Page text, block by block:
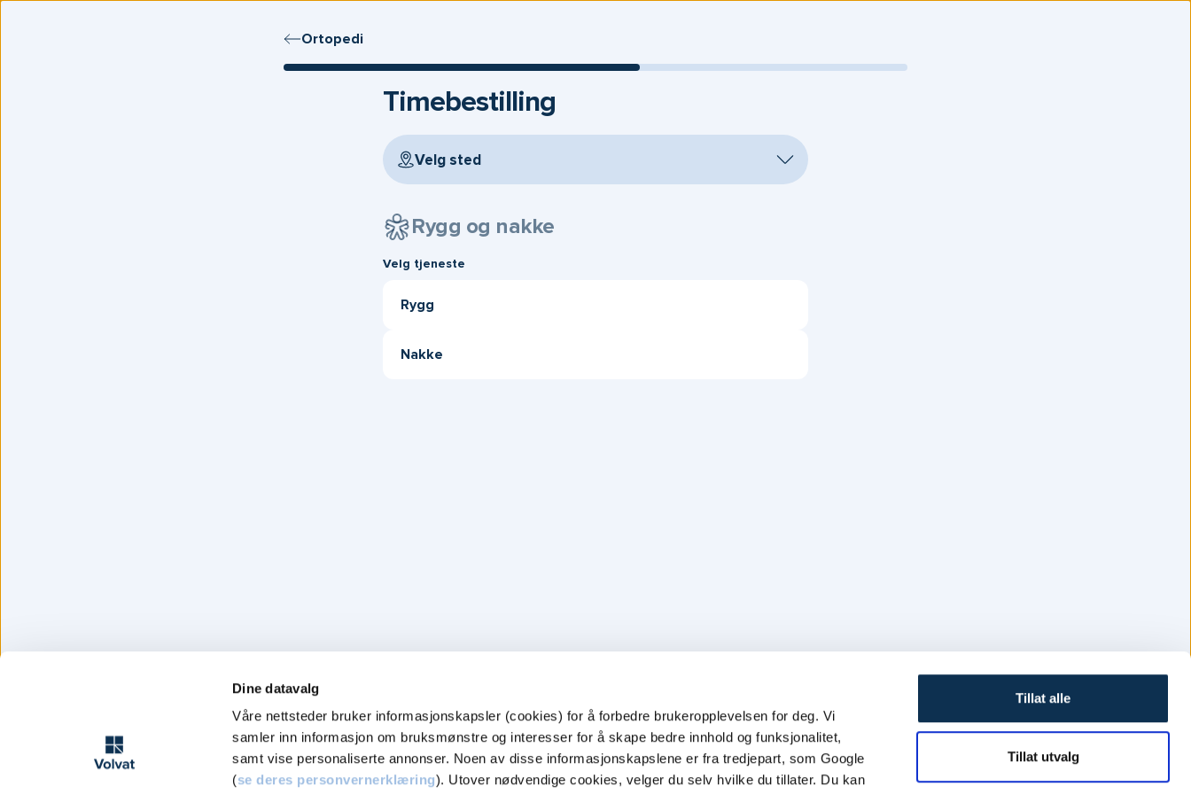
Dine datavalg
Våre nettsteder bruker informasjonskapsler (cookies) for å forbedre brukeropplevelsen for deg. Vi
samler inn informasjon om bruksmønstre og interesser for å skape bedre innhold og funksjonalitet,
samt vise personaliserte annonser. Noen av disse informasjonskapslene er fra tredjepart, som Google
(se deres personvernerklæring). Utover nødvendige cookies, velger du selv hvilke du tillater. Du kan
Tillat alle
Tillat utvalg
Ortopedi
Timebestilling
Velg sted
Rygg og nakke
Velg tjeneste
Rygg
Nakke